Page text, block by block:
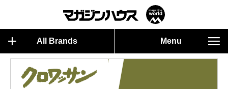
All Brands Menu